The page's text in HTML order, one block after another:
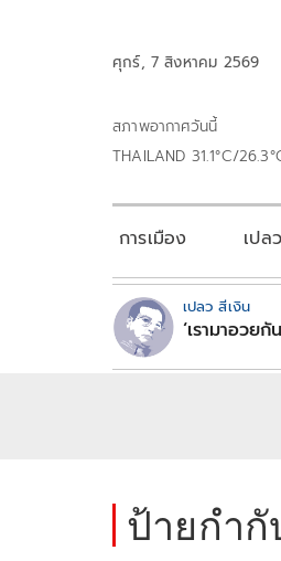
ศุกร์, 7 สิงหาคม 2569
สภาพอากาศวันนี้
THAILAND 31.1°C/
การเมือง เปล
เปลว สีเงิน
‘เรามาอวยกั
ป้ายกำกั